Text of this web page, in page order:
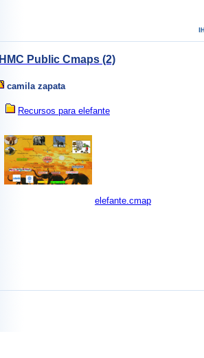
IHMC Public Cmaps (2)
camila zapata
Recursos para elefante
elefante.cmap